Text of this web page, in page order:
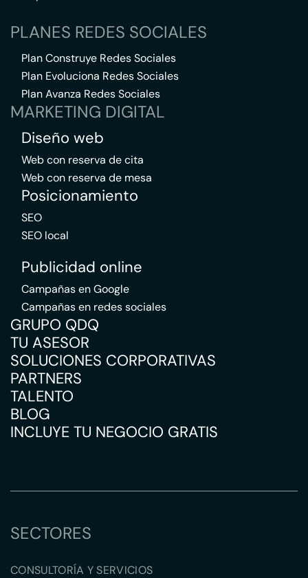
PLANES REDES SOCIALES
Plan Construye Redes Sociales
Plan Evoluciona Redes Sociales
Plan Avanza Redes Sociales
MARKETING DIGITAL
Diseño web
Web con reserva de cita
Web con reserva de mesa
Posicionamiento
SEO
SEO local
Publicidad online
Campañas en Google
Campañas en redes sociales
GRUPO QDQ
TU ASESOR
SOLUCIONES CORPORATIVAS
PARTNERS
TALENTO
BLOG
INCLUYE TU NEGOCIO GRATIS
SECTORES
CONSULTORÍA Y SERVICIOS